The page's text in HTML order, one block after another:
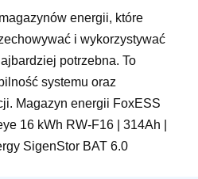
energii, które
i wykorzystywać
potrzebna. To
systemu oraz
Magazyn energii FoxESS
16 kWh RW-F16 | 314Ah |
SigenStor BAT 6.0